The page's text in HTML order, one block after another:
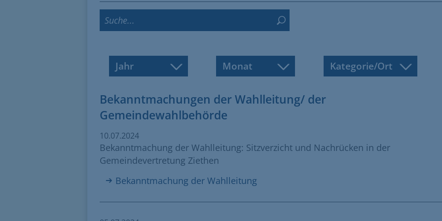
Jahr Monat Kategorie/Ort
Bekanntmachungen der Wahlleitung/ der
Gemeindewahlbehörde
10.07.2024
Bekanntmachung der Wahlleitung: Sitzverzicht und Nachrücken in der
Gemeindevertretung Ziethen
Bekanntmachung der Wahlleitung